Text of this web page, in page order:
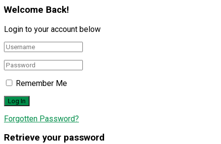
Welcome Back!
Login to your account below
Remember Me
Forgotten Password?
Retrieve your password